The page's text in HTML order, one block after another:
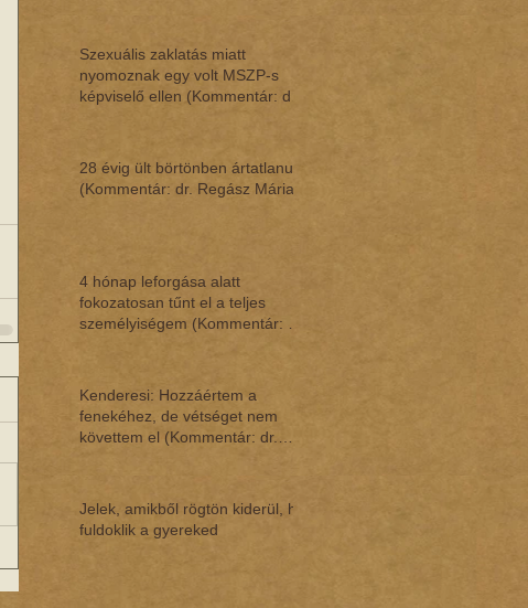
Szexuális zaklatás miatt
nyomoznak egy volt MSZP-s
képviselő ellen (Kommentár: dr.
28 évig ült börtönben ártatlanul
(Kommentár: dr. Regász Mária)
4 hónap leforgása alatt
fokozatosan tűnt el a teljes
személyiségem (Kommentár: dr.
Kenderesi: Hozzáértem a
fenekéhez, de vétséget nem
követtem el (Kommentár: dr.
Jelek, amikből rögtön kiderül, ha
fuldoklik a gyereked